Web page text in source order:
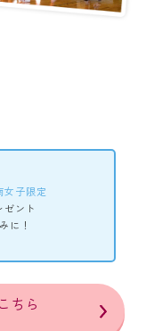
女子限定
ゼント
に！
ちら